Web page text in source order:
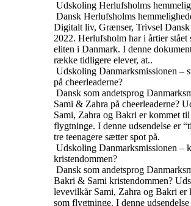
Udskoling Herlufsholms
Dansk Herlufsholms
Digitalt liv, Grænser, Trivsel
2022. Herlufsholm har i årtier
eliten i Danmark. I denne
række tidligere elever, at..
Udskoling Danmarksmissionen –
på cheerleaderne?
Dansk som andetsprog
Sami & Zahra på cheerleaderne?
Sami, Zahra og Bakri er kommet
flygtninge. I denne udsendelse er
tre teenagere sætter spot på.
Udskoling Danmarksmissionen –
kristendommen?
Dansk som andetsprog
Bakri & Sami kristendommen?
levevilkår Sami, Zahra og Bakri
som flygtninge. I denne